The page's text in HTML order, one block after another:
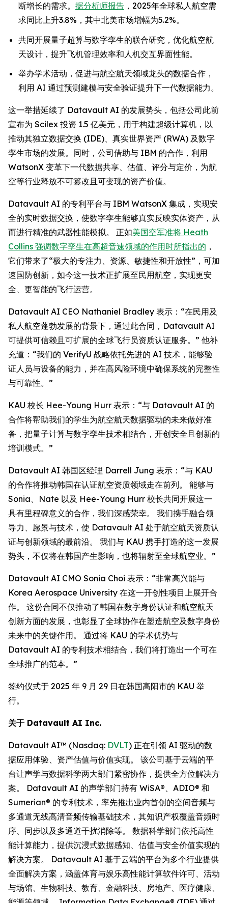
断增长的需求。 据分析师报告 ，2025年全球私人航空需
求同比上升3.8%，其中北美市场增幅为5.2%。
共同开展量子超算与数字孪生的联合研究，优化航空航
天设计，提升飞机管理效率和人机交互界面性能。
举办学术活动，促进与航空航天领域龙头的数据合作，
利用 AI 通过预测建模与安全验证提升下一代数据能力。
这一举措延续了 Datavault AI 的发展势头，包括公司此前
宣布为 Scilex 投资 1.5 亿美元，用于构建超级计算机，以
推动其独立数据交换 (IDE)、真实世界资产 (RWA) 及数字
孪生市场的发展。同时，公司借助与 IBM 的合作，利用
WatsonX 变革下一代数据共享、估值、评分与定价，为航
空等行业释放不可篡改且可变现的资产价值。
Datavault AI 的专利平台与 IBM WatsonX 集成，实现安
全的实时数据交换，使数字孪生能够真实反映实体资产，从
而进行精准的武器性能模拟。 正如美国空军准将 Heath
Collins 强调数字孪生在高超音速领域的作用时所指出的 ，
它们带来了“极大的专注力、资源、敏捷性和开放性”，可加
速国防创新，如今这一技术正扩展至民用航空，实现更安
全、更智能的飞行运营。
Datavault AI CEO Nathaniel Bradley 表示：“在民用及
私人航空蓬勃发展的背景下，通过此合同，Datavault AI
可提供可信赖且可扩展的全球飞行员资质认证服务。” 他补
充道：“我们的 VerifyU 战略依托先进的 AI 技术，能够验
证人员与设备的能力，并在高风险环境中确保系统的完整性
与可靠性。”
KAU 校长 Hee-Young Hurr 表示：“与 Datavault AI 的
合作将帮助我们的学生为航空航天数据驱动的未来做好准
备，把量子计算与数字孪生技术相结合，开创安全且创新的
培训模式。”
Datavault AI 韩国区经理 Darrell Jung 表示：“与 KAU
的合作将推动韩国在认证航空资质领域走在前列。 能够与
Sonia、Nate 以及 Hee-Young Hurr 校长共同开展这一
具有里程碑意义的合作，我们深感荣幸。 我们携手融合领
导力、愿景与技术，使 Datavault AI 处于航空航天资质认
证与创新领域的最前沿。 我们与 KAU 携手打造的这一发展
势头，不仅将在韩国产生影响，也将辐射至全球航空业。”
Datavault AI CMO Sonia Choi 表示：“非常高兴能与
Korea Aerospace University 在这一开创性项目上展开合
作。 这份合同不仅推动了韩国在数字身份认证和航空航天
创新方面的发展，也彰显了全球协作在塑造航空及数字身份
未来中的关键作用。 通过将 KAU 的学术优势与
Datavault AI 的专利技术相结合，我们将打造出一个可在
全球推广的范本。”
签约仪式于 2025 年 9 月 29 日在韩国高阳市的 KAU 举
行。
关于 Datavault AI Inc.
Datavault AI™ (Nasdaq: DVLT) 正在引领 AI 驱动的数
据应用体验、资产估值与价值实现。 该公司基于云端的平
台让声学与数据科学两大部门紧密协作，提供全方位解决方
案。 Datavault AI 的声学部门持有 WiSA®、ADIO® 和
Sumerian® 的专利技术，率先推出业内首创的空间音频与
多通道无线高清音频传输基础技术，其知识产权覆盖音频时
序、同步以及多通道干扰消除等。 数据科学部门依托高性
能计算能力，提供沉浸式数据感知、估值与安全价值实现的
解决方案。 Datavault AI 基于云端的平台为多个行业提供
全面解决方案，涵盖体育与娱乐高性能计算软件许可、活动
与场馆、生物科技、教育、金融科技、房地产、医疗健康、